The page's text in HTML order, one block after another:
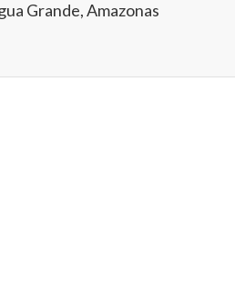
Grande, Amazonas